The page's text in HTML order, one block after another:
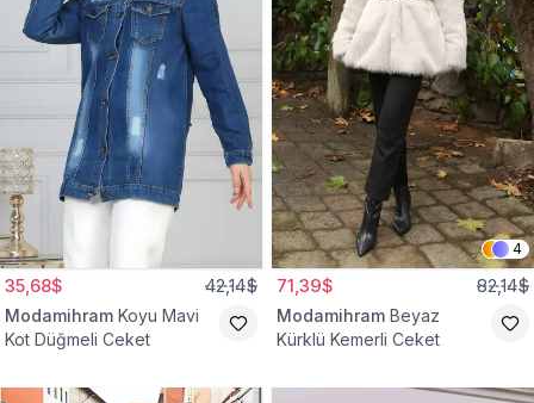
35,68$ 42,14$
Modamihram Koyu Mavi
Kot Düğmeli Ceket
4
71,39$ 82,14$
Modamihram Beyaz
Kürklü Kemerli Ceket